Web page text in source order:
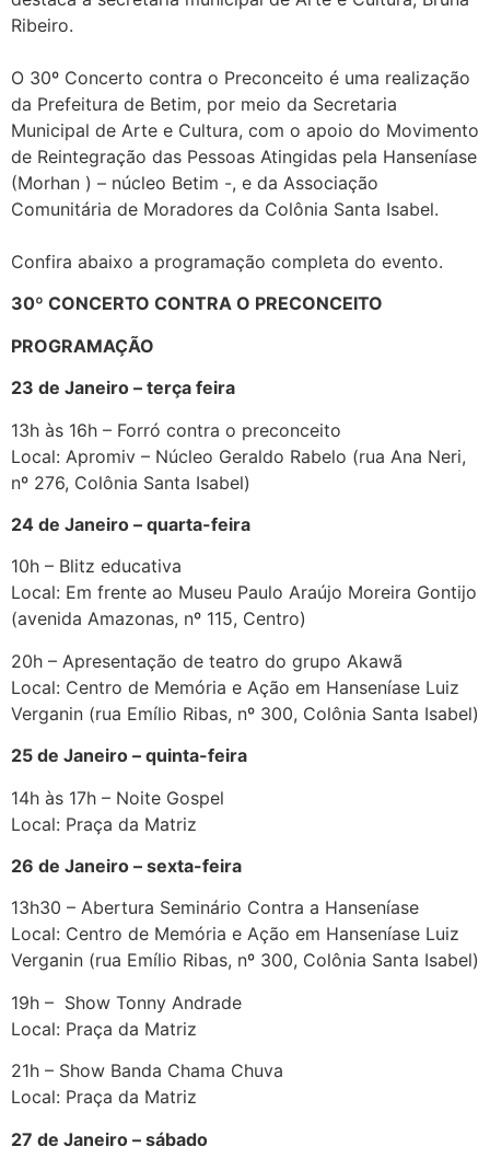
Ribeiro.
O 30º Concerto contra o Preconceito é uma realização
da Prefeitura de Betim, por meio da Secretaria
Municipal de Arte e Cultura, com o apoio do Movimento
de Reintegração das Pessoas Atingidas pela Hanseníase
(Morhan ) – núcleo Betim -, e da Associação
Comunitária de Moradores da Colônia Santa Isabel.
Confira abaixo a programação completa do evento.
30º CONCERTO CONTRA O PRECONCEITO
PROGRAMAÇÃO
23 de Janeiro – terça feira
13h às 16h – Forró contra o preconceito
Local: Apromiv – Núcleo Geraldo Rabelo (rua Ana Neri,
nº 276, Colônia Santa Isabel)
24 de Janeiro – quarta-feira
10h – Blitz educativa
Local: Em frente ao Museu Paulo Araújo Moreira Gontijo
(avenida Amazonas, nº 115, Centro)
20h – Apresentação de teatro do grupo Akawã
Local: Centro de Memória e Ação em Hanseníase Luiz
Verganin (rua Emílio Ribas, nº 300, Colônia Santa Isabel)
25 de Janeiro – quinta-feira
14h às 17h – Noite Gospel
Local: Praça da Matriz
26 de Janeiro – sexta-feira
13h30 – Abertura Seminário Contra a Hanseníase
Local: Centro de Memória e Ação em Hanseníase Luiz
Verganin (rua Emílio Ribas, nº 300, Colônia Santa Isabel)
19h – Show Tonny Andrade
Local: Praça da Matriz
21h – Show Banda Chama Chuva
Local: Praça da Matriz
27 de Janeiro – sábado